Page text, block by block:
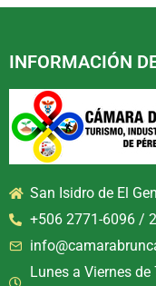
INFORMACIÓN
San Isidro de El
+506 2771-6096 /
Lunes a Viernes